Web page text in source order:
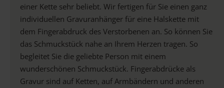
einer Kette sehr beliebt. Wir fertigen für Sie einen ganz
individuellen Gravuranhänger für eine Halskette mit
dem Fingerabdruck des Verstorbenen an. So können Sie
das Schmuckstück nahe an Ihrem Herzen tragen. So
begleitet Sie die geliebte Person mit einem
wunderschönen Schmuckstück. Fingerabdrücke als
Gravur sind auf Ketten, auf Armbändern und anderen